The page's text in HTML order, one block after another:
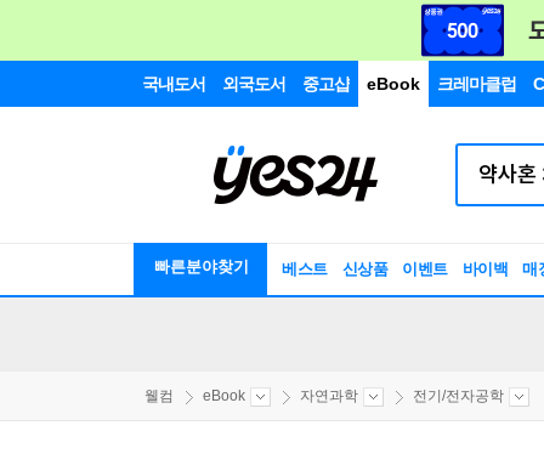
국내도서 외국도서 중고샵 eBook 크레마클럽
빠른분야찾기 베스트 신상품 이벤트 바이백 매
웰컴 eBook 자연과학 전기/전자공학